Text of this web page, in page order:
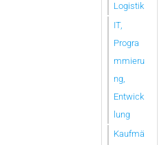
Logistik
IT,
Progra
mmieru
ng,
Entwick
lung
Kaufmä